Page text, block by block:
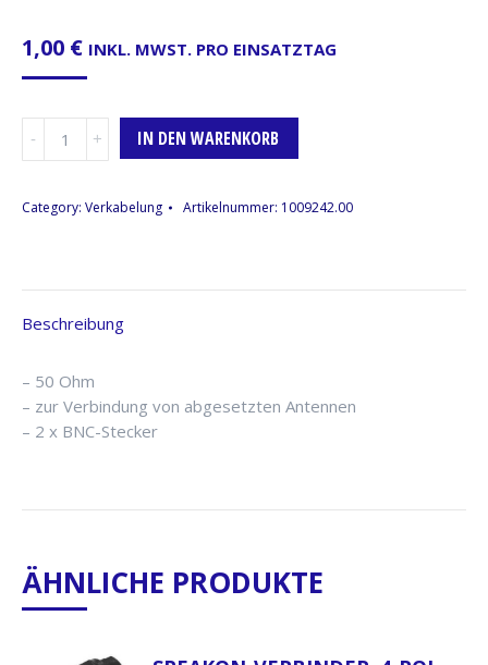
1,00 € INKL. MWST. PRO EINSATZTAG
0,5m
IN DEN WARENKORB
Category: Verkabelung Artikelnummer: 1009242.00
Beschreibung
– 50 Ohm
– zur Verbindung von abgesetzten Antennen
– 2 x BNC-Stecker
ÄHNLICHE PRODUKTE